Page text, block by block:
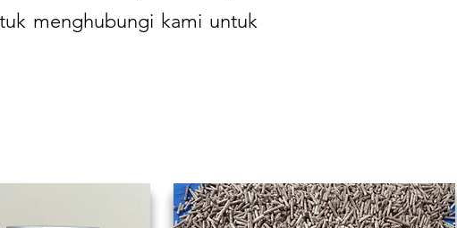
menghubungi kami untuk